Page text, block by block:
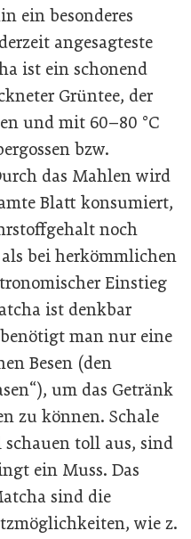
ein besonderes
angesagteste
ist ein schonend
Grüntee, der
und mit 60–80 °C
bzw.
das Mahlen wird
Blatt konsumiert,
noch
bei herkömmlichen
Einstieg
ist denkbar
man nur eine
Besen (den
um das Getränk
zu können. Schale
toll aus, sind
ein Muss. Das
sind die
wie z.